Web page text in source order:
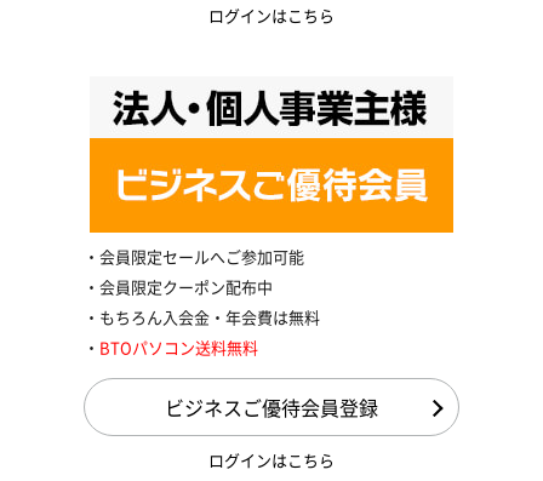
ログインはこちら
会員限定セールへご参加可能
会員限定クーポン配布中
もちろん入会金・年会費は無料
BTOパソコン送料無料
ビジネスご優待会員登録
ログインはこちら